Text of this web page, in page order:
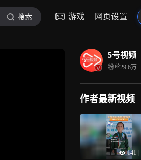
搜索 游戏 网页设置
5号视频
粉丝29.6万
作者最新视频
141